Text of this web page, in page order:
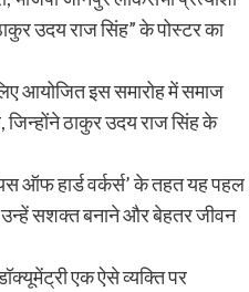
उदय राज सिंह” के पोस्टर का
आयोजित इस समारोह में समाज
जिन्होंने ठाकुर उदय राज सिंह के
ऑफ हार्ड वर्कर्स’ के तहत यह पहल
उन्हें सशक्त बनाने और बेहतर जीवन
एक ऐसे व्यक्ति पर